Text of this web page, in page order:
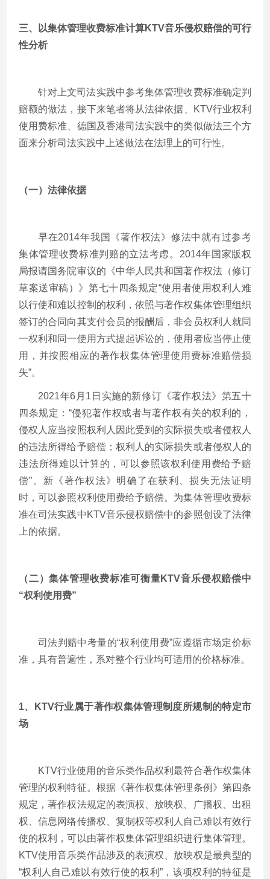
三、以集体管理收费标准计算KTV音乐侵权赔偿的可行
性分析
针对上文司法实践中参考集体管理收费标准确定判
赔额的做法，接下来笔者将从法律依据、KTV行业权利
使用费标准、德国及香港司法实践中的类似做法三个方
面来分析司法实践中上述做法在法理上的可行性。
（一）法律依据
早在2014年我国《著作权法》修法中就有过参考
集体管理收费标准判赔的立法考虑。2014年国家版权
局报请国务院审议的《中华人民共和国著作权法（修订
草案送审稿）》第七十四条规定“使用者使用权利人难
以行使和难以控制的权利，依照与著作权集体管理组织
签订的合同向其支付会员的报酬后，非会员权利人就同
一权利和同一使用方式提起诉讼的，使用者应当停止使
用，并按照相应的著作权集体管理使用费标准赔偿损
失”。
2021年6月1日实施的新修订《著作权法》第五十
四条规定：“侵犯著作权或者与著作权有关的权利的，
侵权人应当按照权利人因此受到的实际损失或者侵权人
的违法所得给予赔偿；权利人的实际损失或者侵权人的
违法所得难以计算的，可以参照该权利使用费给予赔
偿”。新《著作权法》明确了在获利、损失无法证明
时，可以参照权利使用费给予赔偿。为集体管理收费标
准在司法实践中KTV音乐侵权赔偿中的参照创设了法律
上的依据。
（二）集体管理收费标准可衡量KTV音乐侵权赔偿中
“权利使用费”
司法判赔中考量的“权利使用费”应遵循市场定价标
准，具有普遍性，系对整个行业均可适用的价格标准。
1、KTV行业属于著作权集体管理制度所规制的特定市
场
KTV行业使用的音乐类作品权利最符合著作权集体
管理的权利特征。根据《著作权集体管理条例》第四条
规定，著作权法规定的表演权、放映权、广播权、出租
权、信息网络传播权、复制权等权利人自己难以有效行
使的权利，可以由著作权集体管理组织进行集体管理。
KTV使用音乐类作品涉及的表演权、放映权是最典型的
“权利人自己难以有效行使的权利”，该项权利的特征是